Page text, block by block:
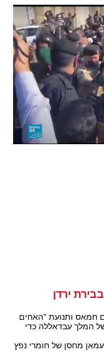
ירדן
חמאס ותנועת "האחים
המלך עבדאללה כדי
עמאן מחסן של חומרי נפץ